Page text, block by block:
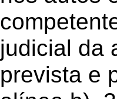
judicial da
prevista e